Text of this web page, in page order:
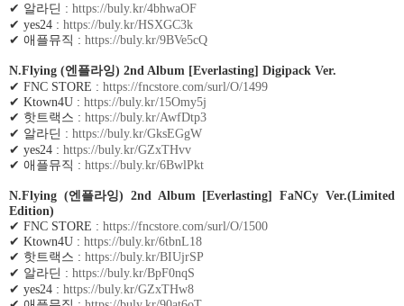
✔ 알라딘 : https://buly.kr/4bhwaOF
✔ yes24 : https://buly.kr/HSXGC3k
✔ 애플뮤직 : https://buly.kr/9BVe5cQ
N.Flying (엔플라잉) 2nd Album [Everlasting] Digipack Ver.
✔ FNC STORE : https://fncstore.com/surl/O/1499
✔ Ktown4U : https://buly.kr/15Omy5j
✔ 핫트랙스 : https://buly.kr/AwfDtp3
✔ 알라딘 : https://buly.kr/GksEGgW
✔ yes24 : https://buly.kr/GZxTHvv
✔ 애플뮤직 : https://buly.kr/6BwlPkt
N.Flying (엔플라잉) 2nd Album [Everlasting] FaNCy Ver.(Limited
Edition)
✔ FNC STORE : https://fncstore.com/surl/O/1500
✔ Ktown4U : https://buly.kr/6tbnL18
✔ 핫트랙스 : https://buly.kr/BIUjrSP
✔ 알라딘 : https://buly.kr/BpF0nqS
✔ yes24 : https://buly.kr/GZxTHw8